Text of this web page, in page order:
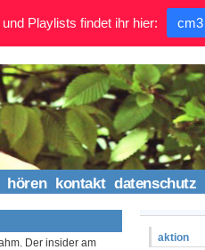
hören kontakt datenschutz
Der insider am
aktion
Playlists findet ihr hier: cm3